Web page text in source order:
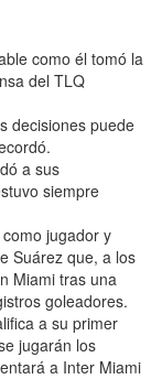
como él tomó la
del TLQ
decisiones puede
a sus
siempre
jugador y
Suárez que, a los
Miami tras una
goleadores.
a su primer
jugarán los
a Inter Miami